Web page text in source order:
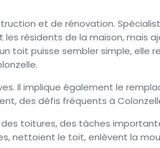
et de rénovation.
résidents de la maison, mais
toit puisse sembler simple, elle
Il implique également le
des défis fréquents à
toitures, des tâches
nettoient le toit, enlèvent la